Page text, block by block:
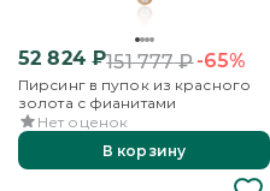
52 824₽151 777₽-65%
Пирсинг в пупок из красного
золота с фианитами
Нет оценок
В корзину